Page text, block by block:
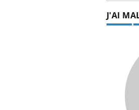
J'AI